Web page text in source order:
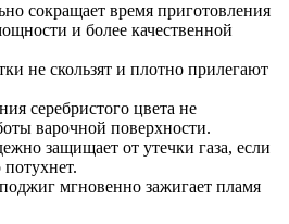
сокращает время приготовления
и более качественной
не скользят и плотно прилегают
серебристого цвета не
варочной поверхности.
защищает от утечки газа, если
мгновенно зажигает пламя